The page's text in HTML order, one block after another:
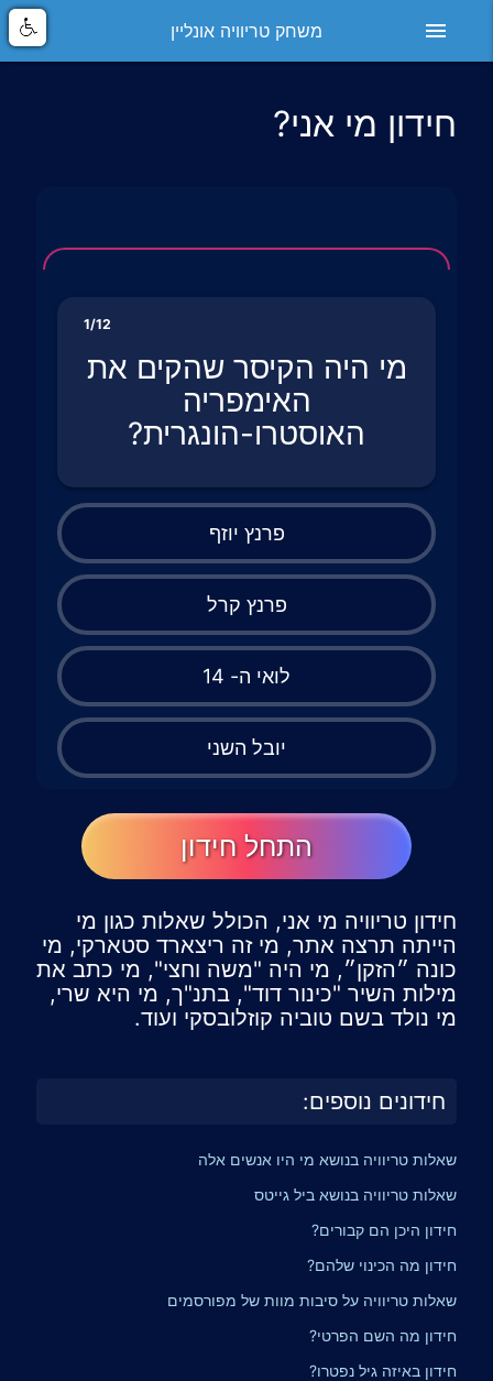
menu משחק טריוויה אונליין
חידון מי אני?
1/12
מי היה הקיסר שהקים את
האימפריה
האוסטרו-הונגרית?
פרנץ יוזף
פרנץ קרל
לואי ה- 14
יובל השני
התחל חידון
חידון טריוויה מי אני, הכולל שאלות כגון מי
הייתה תרצה אתר, מי זה ריצארד סטארקי, מי
כונה ״הזקן״, מי היה "משה וחצי", מי כתב את
מילות השיר "כינור דוד", בתנ"ך, מי היא שרי,
מי נולד בשם טוביה קוזלובסקי ועוד.
חידונים נוספים:
שאלות טריוויה בנושא מי היו אנשים אלה
שאלות טריוויה בנושא ביל גייטס
חידון היכן הם קבורים?
חידון מה הכינוי שלהם?
שאלות טריוויה על סיבות מוות של מפורסמים
חידון מה השם הפרטי?
חידון באיזה גיל נפטרו?